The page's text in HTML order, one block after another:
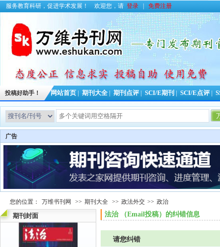
服务教育科研，促进学术发展！ 欢迎您，请 登录 免费注册
投稿好助手！ 网站首页 期刊大全 期刊点评 SCI/E期刊 SCI/E点评
广告
您的位置： 万维书刊网 >> 期刊大全 >> 政法外交 >> 政治
期刊封面 法治 （Email投稿）的纠错信息
请您纠错